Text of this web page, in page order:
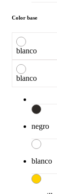
Color base
blanco
blanco
negro
blanco